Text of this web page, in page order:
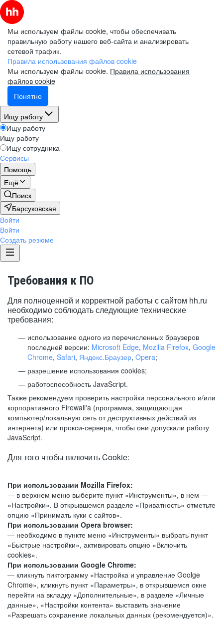
Мы используем файлы cookie, чтобы обеспечивать
правильную работу нашего веб-сайта и анализировать
сетевой трафик.
Правила использования файлов cookie
Мы используем файлы cookie. Правила использования
файлов cookie
Понятно
Ищу работу
Ищу работу
Ищу работу
Ищу сотрудника
Сервисы
Помощь
Ещё
Поиск
Барсуковская
Войти
Войти
Создать резюме
Требования к ПО
Для полноценной и корректной работы с сайтом hh.ru
необходимо соблюдать следующие технические
требования:
использование одного из перечисленных браузеров
последней версии: Microsoft Edge, Mozilla Firefox, Google
Chrome, Safari, Яндекс.Браузер, Opera;
разрешение использования cookies;
работоспособность JavaScript.
Также рекомендуем проверить настройки персонального и/или
корпоративного Firewall'a (программа, защищающая
компьютер/локальную сеть от деструктивных действий из
интернета) или прокси-сервера, чтобы они допускали работу
JavaScript.
Для того чтобы включить Cookie:
При использовании Mozilla Firefox:
— в верхнем меню выберите пункт «Инструменты», в нем —
«Настройки». В открывшемся разделе «Приватность» отметьте
опцию «Принимать куки с сайтов».
При использовании Opera browser:
— необходимо в пункте меню «Инструменты» выбрать пункт
«Быстрые настройки», активировать опцию «Включить
cookies».
При использовании Google Chrome:
— кликнуть пиктограмму «Настройка и управление Goolge
Chrome», кликнуть пункт «Параметры», в открывшемся окне
перейти на вкладку «Дополнительные», в разделе «Личные
данные», «Настройки контента» выставить значение
«Разрешать сохранение локальных данных (рекомендуется)».